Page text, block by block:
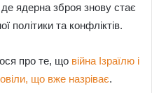
де ядерна зброя знову стає
політики та конфліктів.
про те, що війна Ізраїлю і
що вже назріває.